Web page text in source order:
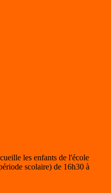
les enfants de l'école
scolaire) de 16h30 à